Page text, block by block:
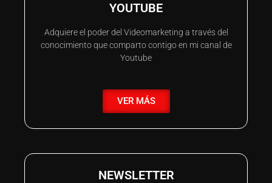
YOUTUBE
Adquiere el poder del Videomarketing a través del
conocimiento que comparto contigo en mi canal de
Youtube
VER MÁS
NEWSLETTER